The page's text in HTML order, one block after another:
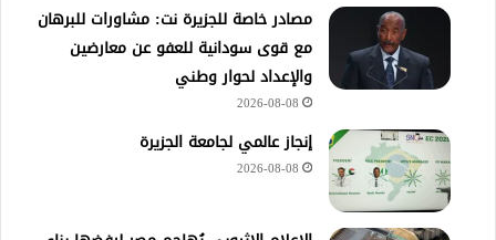
مصادر خاصة للجزيرة نت: مشاورات للبرهان
مع قوى سودانية للعفو عن معارضين
والإعداد لحوار وطني
2026-08-08
إنجاز عالمي لجامعة الجزيرة
2026-08-08